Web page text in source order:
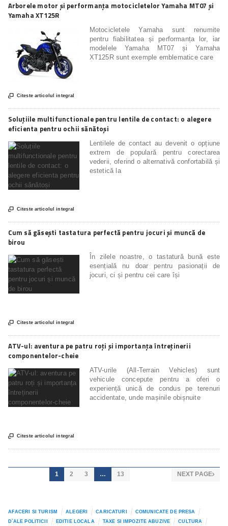
Arborele motor și performanța motocicletelor Yamaha MT07 și
Yamaha XT125R
Motocicletele Yamaha sunt renumite
pentru fiabilitatea și performanța lor, iar
modelele Yamaha MT07 și Yamaha
XT125R sunt exemple emblematice care
 Citeste articolul integral
Soluțiile multifunctionale pentru lentile de contact: o alegere
eficienta pentru ochii sănătoși
Lentilele de contact au devenit o opțiune
extrem de populară pentru corectarea
vederii, oferind o alternativă confortabilă și
estetică la
 Citeste articolul integral
Cum să găsești tastatura perfectă pentru jocuri și muncă de
birou
În zilele noastre, o tastatură bună este
esențială nu doar pentru pasionații de
jocuri, ci și pentru cei care își
 Citeste articolul integral
ATV-ul: aventura pe patru roți și importanța întreținerii
componentelor-cheie
ATV-urile (All-Terrain Vehicles) sunt
vehicule concepute pentru a oferi o
experiență unică de condus pe terenuri
accidentate, unde mașinile obișnuite
 Citeste articolul integral
1 2 3 … 13 NEXT PAGE
AFACERI SI TURISM ALEGERI CARICATURI
COMUNICATE DE PRESA
D`ALE POLITICII
EDITIE LOCALA TAXE SI IMPOZITE ABUZIVE CULTURA